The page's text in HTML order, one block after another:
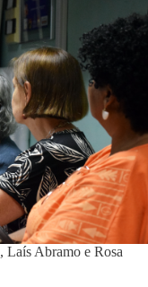
Laís Abramo e Rosa